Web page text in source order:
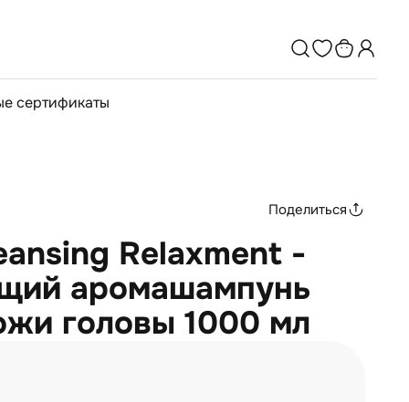
сертификаты
Поделиться
Relaxment -
аромашампунь
головы 1000 мл